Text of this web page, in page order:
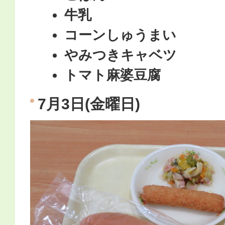
牛乳
コーンしゅうまい
やみつきキャベツ
トマト麻婆豆腐
7月3日(金曜日)